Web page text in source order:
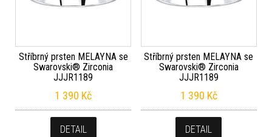
Stříbrný prsten MELAYNA se
Swarovski® Zirconia
JJJR1189
1 390 Kč
DETAIL
Stříbrný prsten MELAYNA se
Swarovski® Zirconia
JJJR1189
1 390 Kč
DETAIL